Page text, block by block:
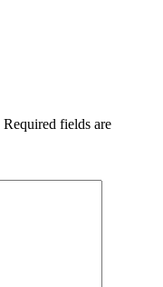
Required fields are